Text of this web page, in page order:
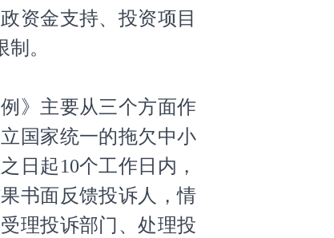
资金支持、投资项目
。
》主要从三个方面作
国家统一的拖欠中小
日起10个工作日内，
书面反馈投诉人，情
理投诉部门、处理投